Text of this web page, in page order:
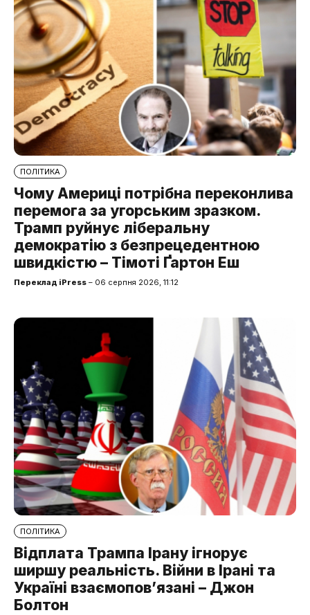
ПОЛІТИКА
Чому Америці потрібна переконлива
перемога за угорським зразком.
Трамп руйнує ліберальну
демократію з безпрецедентною
швидкістю – Тімоті Ґартон Еш
Переклад iPress – 06 серпня 2026, 11:12
ПОЛІТИКА
Відплата Трампа Ірану ігнорує
ширшу реальність. Війни в Ірані та
Україні взаємопов’язані – Джон
Болтон